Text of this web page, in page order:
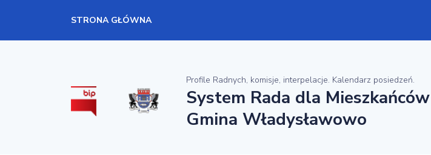
STRONA GŁÓWNA
Profile Radnych, komisje, interpelacje. Kalendarz posiedzeń.
System Rada dla
Gmina Władysławowo